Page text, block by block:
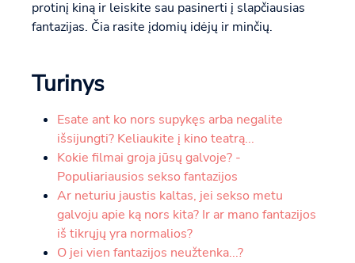
protinį kiną ir leiskite sau pasinerti į slapčiausias
fantazijas. Čia rasite įdomių idėjų ir minčių.
Turinys
Esate ant ko nors supykęs arba negalite
išsijungti? Keliaukite į kino teatrą...
Kokie filmai groja jūsų galvoje? -
Populiariausios sekso fantazijos
Ar neturiu jaustis kaltas, jei sekso metu
galvoju apie ką nors kita? Ir ar mano fantazijos
iš tikrųjų yra normalios?
O jei vien fantazijos neužtenka...?